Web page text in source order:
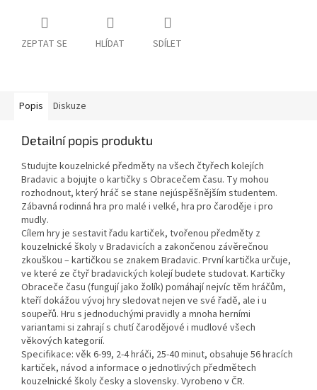
ZEPTAT SE HLÍDAT SDÍLET
Popis Diskuze
Detailní popis produktu
Studujte kouzelnické předměty na všech čtyřech kolejích
Bradavic a bojujte o kartičky s Obracečem času. Ty mohou
rozhodnout, který hráč se stane nejúspěšnějším studentem.
Zábavná rodinná hra pro malé i velké, hra pro čaroděje i pro
mudly.
Cílem hry je sestavit řadu kartiček, tvořenou předměty z
kouzelnické školy v Bradavicích a zakončenou závěrečnou
zkouškou – kartičkou se znakem Bradavic. První kartička určuje,
ve které ze čtyř bradavických kolejí budete studovat. Kartičky
Obraceče času (fungují jako žolík) pomáhají nejvíc těm hráčům,
kteří dokážou vývoj hry sledovat nejen ve své řadě, ale i u
soupeřů. Hru s jednoduchými pravidly a mnoha herními
variantami si zahrají s chutí čarodějové i mudlové všech
věkových kategorií.
Specifikace: věk 6-99, 2-4 hráči, 25-40 minut, obsahuje 56 hracích
kartiček, návod a informace o jednotlivých předmětech
kouzelnické školy česky a slovensky. Vyrobeno v ČR.